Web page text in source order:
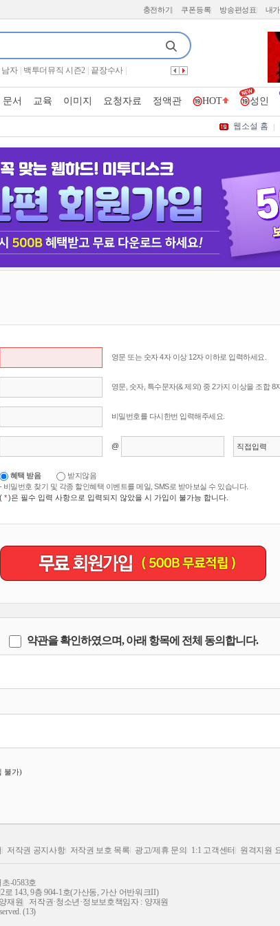
충전하기 쿠폰등록 방송편성표 내
남자 | 백투더뮤직 시즌2 | 끝장수사 |
2 | 놀라운토요일 도레미 마켓 |
자들2 강철지구 | 아파트 사랑이 온다
문서 교육 이미지 요청자료 정액관 HOT 성인
웹소설 홈
영문 또는 숫자 4자 이상 12자 이하로 입력하세요.
영문, 숫자, 특수문자(& 제외) 중 2가지 이상을 조합 8
비밀번호를 다시한번 입력해주세요.
@
혜택 받음
받지않음
- 비밀번호 찾기 및 각종 할인혜택 이벤트를 메일, SMS로 받아보실 수 있습니다.
( *)은 필수 입력 사항으로 입력되지 않았을 시 가입이 불가능 합니다.
약관을 확인하였으며, 아래 항목에 전체 동의합니다.
은 주식회사 (주)미디랩스 (이하 “회사”)이 서비스 제공하는 미투디스크 웹사
, 회사와 이용 고객(또는 회원)간에 서비스의 이용조건, 가입조건 및 절차, 회
다음 각호와 같으며, 정의되지 않은 용어에 대해서는 관계법령 및 서비스
약관에 동의하고, 휴대폰 SMS 또는 아이핀 (이하 “실명”이라 합니다.)을 입
네임과 비밀번호를 발급받은 이용 고객을 말합니다.
는 등록하는 문자, 음향, 영상, 이미지, 파일 등을 말합니다.
비스를 이용함에 있어 전송 속도 등의 이용 효율을 높일 수 있는 ‘분산 컴퓨
게시물 다운로드, 기타 유료서비스를 이용하기 위한 인터넷 선불 전자화
있는 판매회원이 게시물 판매를 통하여 적립된 포인트를 말합니다.
크 홍보를 통해 다른 회원이 가입하게 될 경우 홍보를 한 회원에게 적립되는
식으로 적립되는 모든 금액 및 서비스를 의미합니다.
개의 방식으로 제휴 컨텐츠를 제외한 모든 게시물에 대해 무제한 이용이 가
을 위해 필요한 최소한의 회원정보를 수집하고 있습니다.
상담, 팩스로 접수할 수 있음.
항목
목적을 위해 활용합니다.
불가)
저작권 공지사항 저작권 보호 목록 광고/제휴 문의 1:1 고객센터 원격지원
-0583호
143, 9층 904-1호(가산동, 가산 어반워크II)
재원
저작권·청소년·정보보호책임자 : 양재원
(13)